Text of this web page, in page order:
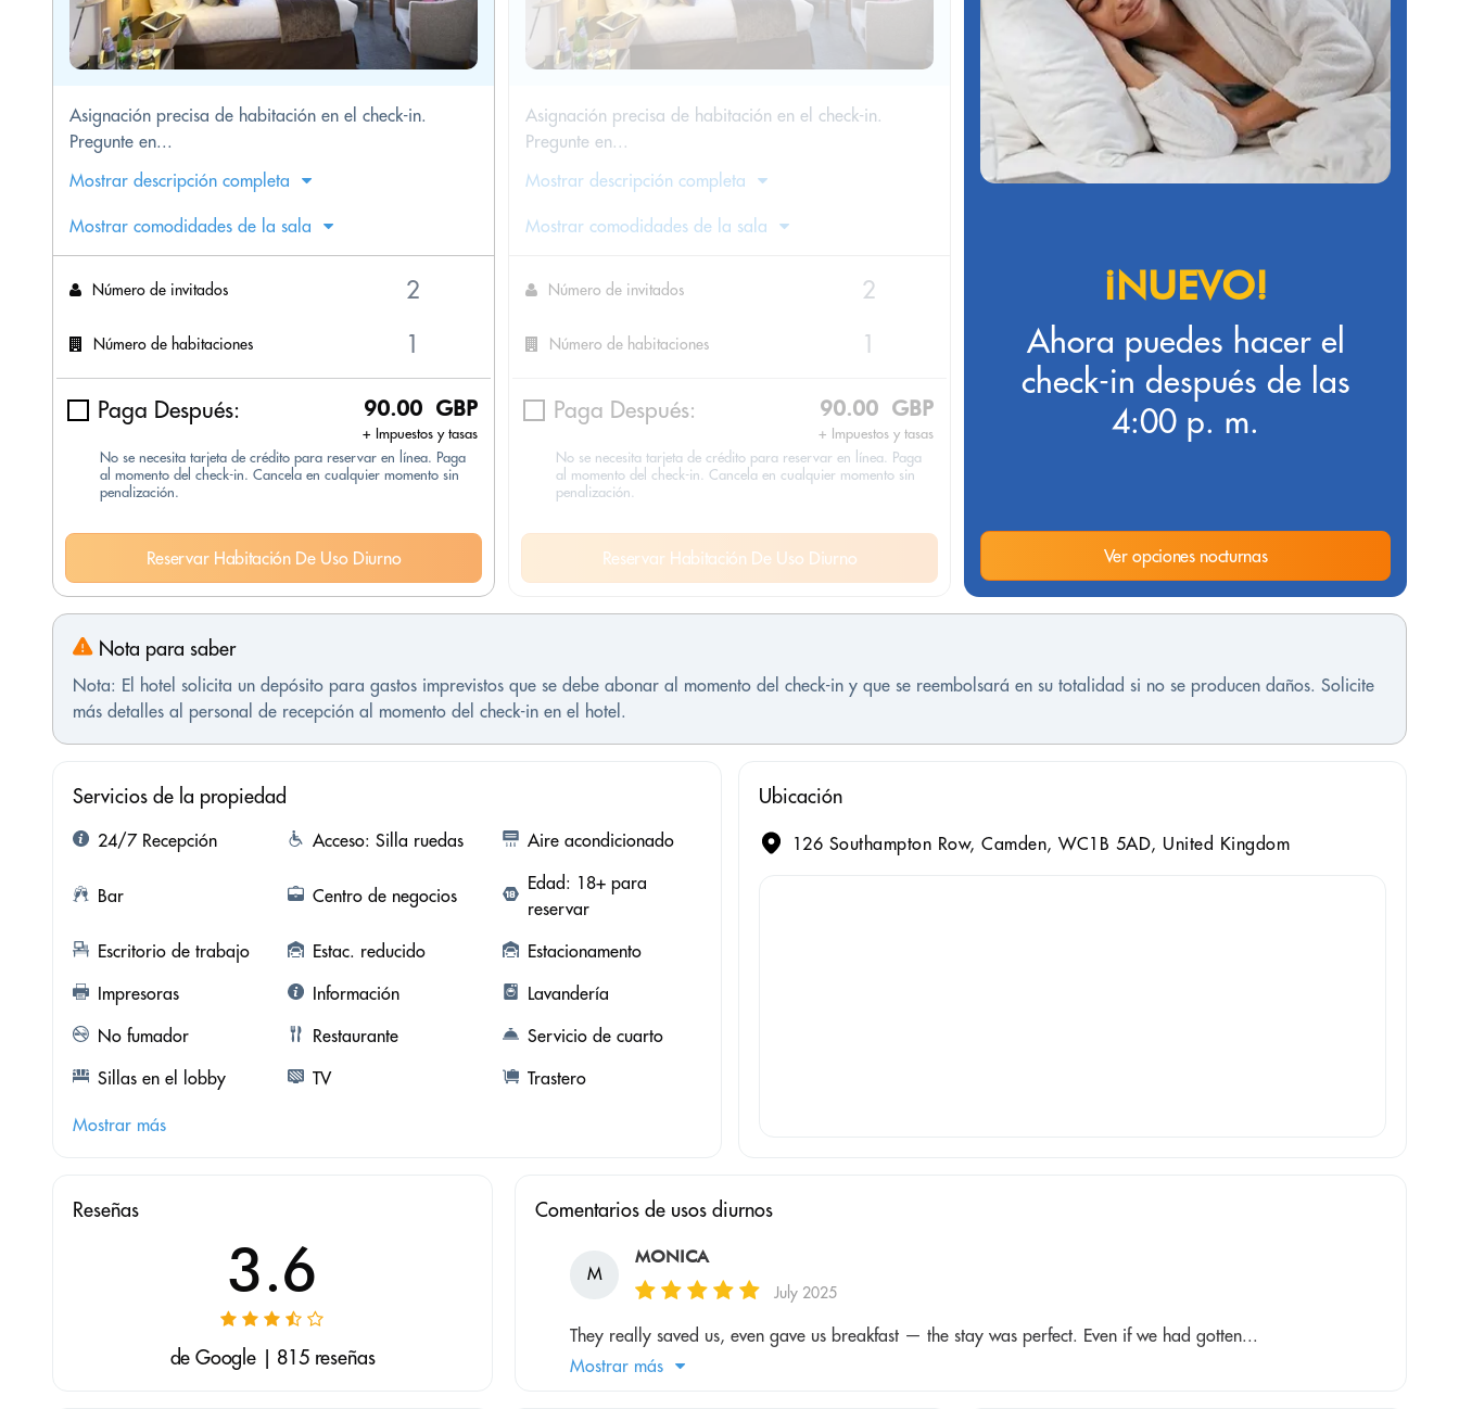
Asignación precisa de habitación en el check-in.
Pregunte en...
Mostrar descripción completa
Mostrar comodidades de la sala
Número de invitados
Número de habitaciones
Paga Después: 90.00 GBP
+ Impuestos y tasas
No se necesita tarjeta de crédito para reservar en línea. Paga
al momento del check-in. Cancela en cualquier momento sin
penalización.
Reservar Habitación De Uso Diurno
Asignación precisa de habitación en el check-in.
Pregunte en...
Mostrar descripción completa
Mostrar comodidades de la sala
Número de invitados
Número de habitaciones
Paga Después: 90.00 GBP
+ Impuestos y tasas
No se necesita tarjeta de crédito para reservar en línea. Paga
al momento del check-in. Cancela en cualquier momento sin
penalización.
Reservar Habitación De Uso Diurno
¡NUEVO!
Ahora puedes hacer el
check-in después de las
4:00 p. m.
Ver opciones nocturnas
Nota para saber
Nota: El hotel solicita un depósito para gastos imprevistos que se debe abonar al momento del check-in y que se reembolsará en su totalidad si no se producen daños. Solicite
más detalles al personal de recepción al momento del check-in en el hotel.
Servicios de la propiedad
24/7 Recepción Acceso: Silla ruedas Aire acondicionado
Bar Centro de negocios
Edad: 18+ para
reservar
Escritorio de trabajo
Estac. reducido
Estacionamento
Impresoras
Información
Lavandería
No fumador
Restaurante
Servicio de cuarto
Sillas en el lobby
TV Trastero
Mostrar más
Ubicación
126 Southampton Row, Camden, WC1B 5AD, United Kingdom
Reseñas
3.6
de Google | 815 reseñas
Comentarios de usos diurnos
M
MONICA
July 2025
They really saved us, even gave us breakfast — the stay was perfect. Even if we had gotten...
Mostrar más